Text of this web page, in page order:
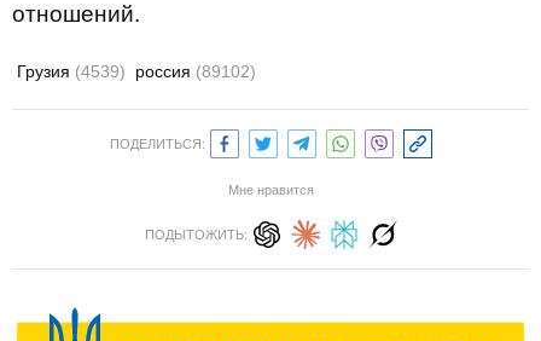
отношений.
Грузия (4539) россия (89102)
ПОДЕЛИТЬСЯ:
Мне нравится
ПОДЫТОЖИТЬ: